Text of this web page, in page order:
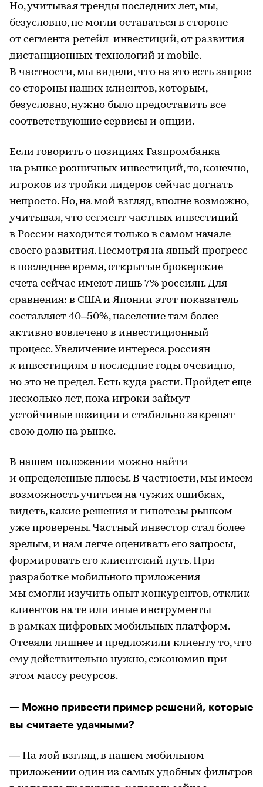
Но, учитывая тренды последних лет, мы,
безусловно, не могли оставаться в стороне
от сегмента ретейл-инвестиций, от развития
дистанционных технологий и mobile.
В частности, мы видели, что на это есть запрос
со стороны наших клиентов, которым,
безусловно, нужно было предоставить все
соответствующие сервисы и опции.
Если говорить о позициях Газпромбанка
на рынке розничных инвестиций, то, конечно,
игроков из тройки лидеров сейчас догнать
непросто. Но, на мой взгляд, вполне возможно,
учитывая, что сегмент частных инвестиций
в России находится только в самом начале
своего развития. Несмотря на явный прогресс
в последнее время, открытые брокерские
счета сейчас имеют лишь 7% россиян. Для
сравнения: в США и Японии этот показатель
составляет 40–50%, население там более
активно вовлечено в инвестиционный
процесс. Увеличение интереса россиян
к инвестициям в последние годы очевидно,
но это не предел. Есть куда расти. Пройдет еще
несколько лет, пока игроки займут
устойчивые позиции и стабильно закрепят
свою долю на рынке.
В нашем положении можно найти
и определенные плюсы. В частности, мы имеем
возможность учиться на чужих ошибках,
видеть, какие решения и гипотезы рынком
уже проверены. Частный инвестор стал более
зрелым, и нам легче оценивать его запросы,
формировать его клиентский путь. При
разработке мобильного приложения
мы смогли изучить опыт конкурентов, отклик
клиентов на те или иные инструменты
в рамках цифровых мобильных платформ.
Отсеяли лишнее и предложили клиенту то, что
ему действительно нужно, сэкономив при
этом массу ресурсов.
— Можно привести пример решений, которые
вы считаете удачными?
— На мой взгляд, в нашем мобильном
приложении один из самых удобных фильтров